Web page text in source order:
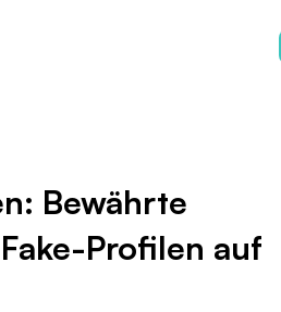
Bewährte
Profilen auf